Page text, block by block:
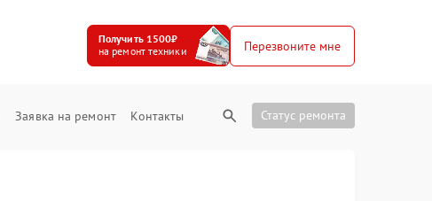
Получить 1500₽
на ремонт техники
Перезвоните мне
Заявка на ремонт Контакты Статус ремонта